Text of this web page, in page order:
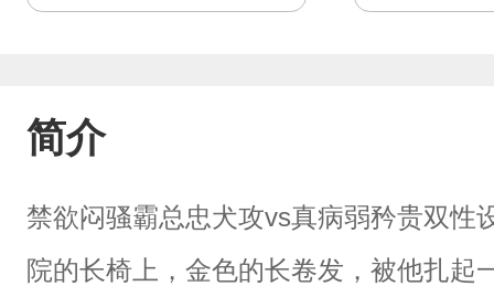
简介
禁欲闷骚霸总忠犬攻vs真病弱矜贵双性
院的长椅上，金色的长卷发，被他扎